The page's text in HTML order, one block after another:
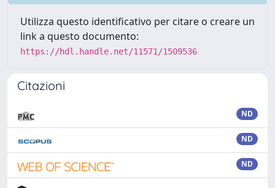
Utilizza questo identificativo per citare o creare un
link a questo documento:
https://hdl.handle.net/11571/1509536
Citazioni
ND
ND
ND